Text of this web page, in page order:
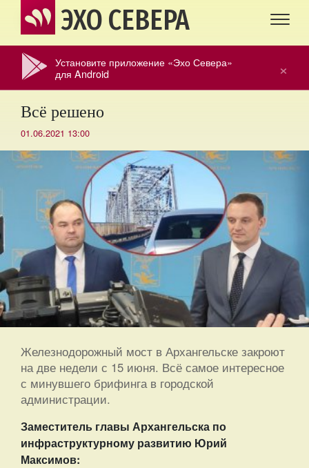
ЭХО СЕВЕРА
×
Установите приложение «Эхо Севера»
для Android
Всё решено
01.06.2021 13:00
Железнодорожный мост в Архангельске закроют
на две недели с 15 июня. Всё самое интересное
с минувшего брифинга в городской
администрации.
Заместитель главы Архангельска по
инфраструктурному развитию Юрий
Максимов: